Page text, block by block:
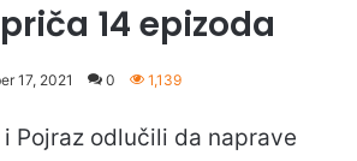
14 epizoda
17, 2021 0 1,139
i Pojraz odlučili da naprave